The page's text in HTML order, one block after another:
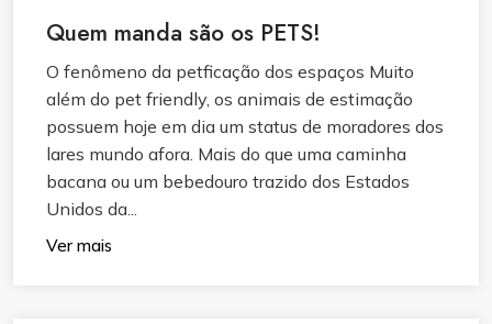
Quem manda são os PETS!
O fenômeno da petficação dos espaços Muito
além do pet friendly, os animais de estimação
possuem hoje em dia um status de moradores dos
lares mundo afora. Mais do que uma caminha
bacana ou um bebedouro trazido dos Estados
Unidos da...
Ver mais